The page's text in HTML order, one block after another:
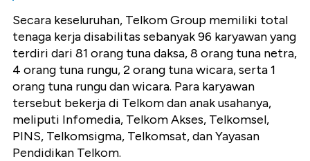
Secara keseluruhan, Telkom Group memiliki total
tenaga kerja disabilitas sebanyak 96 karyawan yang
terdiri dari 81 orang tuna daksa, 8 orang tuna netra,
4 orang tuna rungu, 2 orang tuna wicara, serta 1
orang tuna rungu dan wicara. Para karyawan
tersebut bekerja di Telkom dan anak usahanya,
meliputi Infomedia, Telkom Akses, Telkomsel,
PINS, Telkomsigma, Telkomsat, dan Yayasan
Pendidikan Telkom.